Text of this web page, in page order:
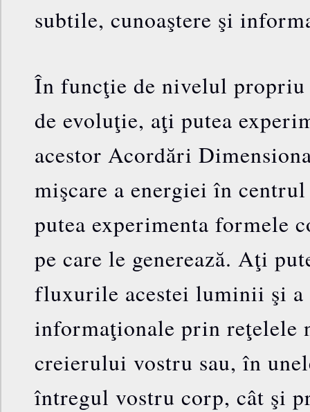
subtile, cunoaştere şi
În funcţie de nivelul propriu
de evoluţie, aţi putea
acestor Acordări
mişcare a energiei în
putea experimenta formele
pe care le generează. Aţi
fluxurile acestei luminii şi a
informaţionale prin reţelele
creierului vostru sau, în
întregul vostru corp, cât şi